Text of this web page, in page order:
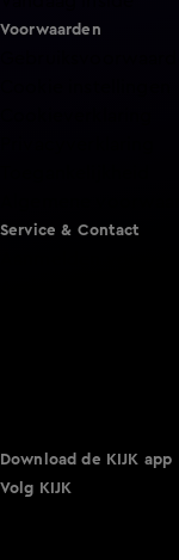
Voorwaarden
Service & Contact
Download de KIJK app
Volg KIJK